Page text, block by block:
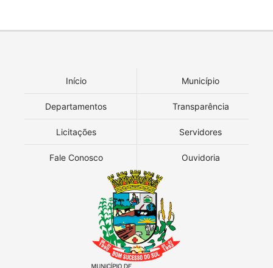
Início Município
Departamentos Transparência
Licitações Servidores
Fale Conosco Ouvidoria